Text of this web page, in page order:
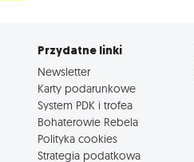
Przydatne linki
Newsletter
Karty podarunkowe
System PDK i trofea
Bohaterowie Rebela
Polityka cookies
Strategia podatkowa